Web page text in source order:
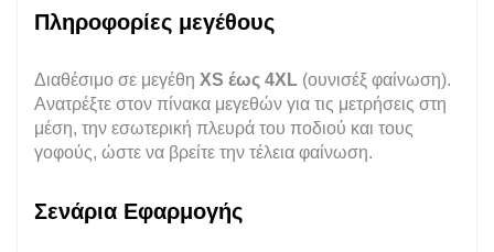
Πληροφορίες μεγέθους
Διαθέσιμο σε μεγέθη XS έως 4XL (ουνισέξ φαίνωση).
Ανατρέξτε στον πίνακα μεγεθών για τις μετρήσεις στη
μέση, την εσωτερική πλευρά του ποδιού και τους
γοφούς, ώστε να βρείτε την τέλεια φαίνωση.
Σενάρια Εφαρμογής